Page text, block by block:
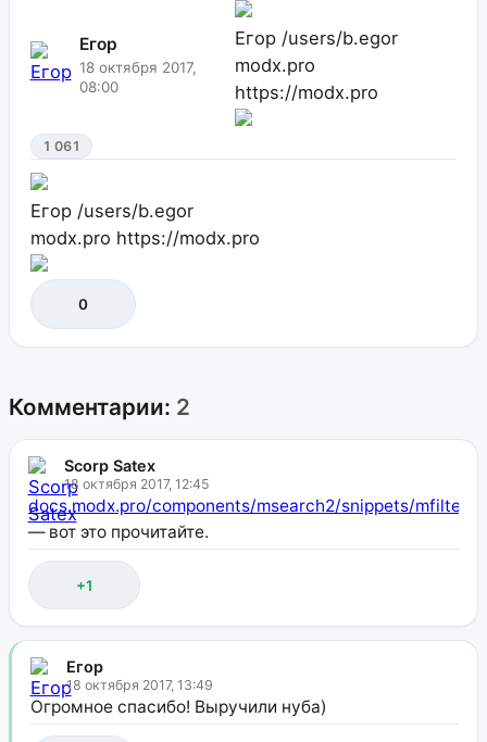
Егор
18 октября 2017,
08:00
Егор /users/b.egor
modx.pro
https://modx.pro
1 061
Егор /users/b.egor
modx.pro https://modx.pro
0
Комментарии: 2
Scorp Satex
18 октября 2017, 12:45
docs.modx.pro/components/msearch2/snippets/
— вот это прочитайте.
+1
Егор
18 октября 2017, 13:49
Огромное спасибо! Выручили нуба)